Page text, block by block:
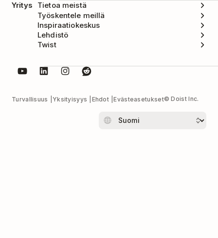
Yritys
Tietoa meistä
Työskentele meillä
Inspiraatiokeskus
Lehdistö
Twist
Turvallisuus Yksityisyys Ehdot Evästeasetukset© Doist Inc.